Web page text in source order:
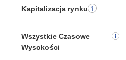
Kapitalizacja rynku
Wszystkie Czasowe
Wysokości